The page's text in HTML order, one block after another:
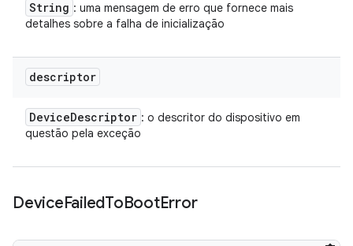
String : uma mensagem de erro que fornece mais
detalhes sobre a falha de inicialização
descriptor
DeviceDescriptor : o descritor do dispositivo em
questão pela exceção
DeviceFailedToBootError